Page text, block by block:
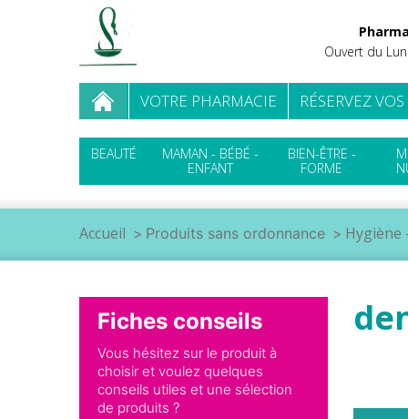
Ouvert du
VOTRE PHARMACIE RÉSERVEZ
BEAUTÉ
MAMAN - BÉBÉ -
ENFANT
BIEN-ÊTRE -
FORME
Accueil Produits sans ordonnance Hygiène
Fiches conseils
Vous hésitez sur le produit à
choisir et voulez quelques
conseils utiles et une sélection
de produits ?